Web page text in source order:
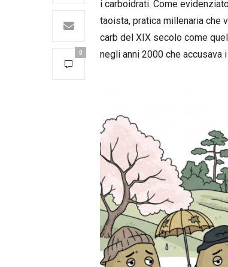
0
i carboidrati. Come
taoista, pratica millenaria che
carb del XIX secolo come
negli anni 2000 che